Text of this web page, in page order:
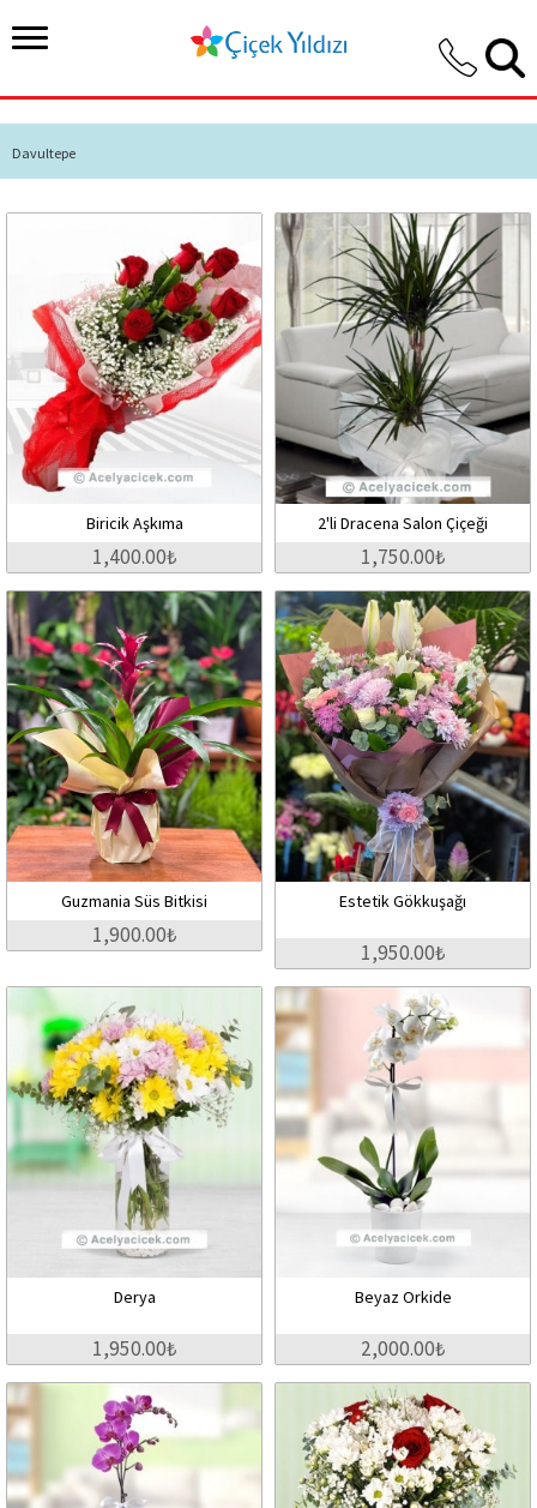
Davultepe
Biricik Aşkıma
1,400.00₺
2'li Dracena Salon Çiçeği
1,750.00₺
Guzmania Süs Bitkisi
1,900.00₺
Estetik Gökkuşağı
1,950.00₺
Derya
1,950.00₺
Beyaz Orkide
2,000.00₺